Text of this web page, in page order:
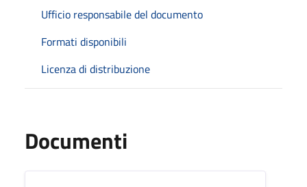
Ufficio responsabile del documento
Formati disponibili
Licenza di distribuzione
Documenti